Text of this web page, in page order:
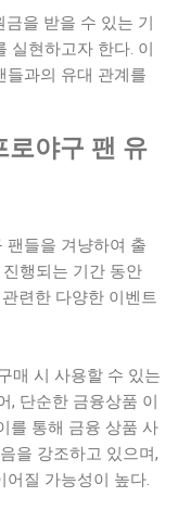
을 받을 수 있는 기
실현하고자 한다. 이
들과의 유대 관계를
로야구 팬 유
팬들을 겨냥하여 출
행되는 기간 동안
련한 다양한 이벤트
매 시 사용할 수 있는
, 단순한 금융상품 이
를 통해 금융 상품 사
을 강조하고 있으며,
어질 가능성이 높다.